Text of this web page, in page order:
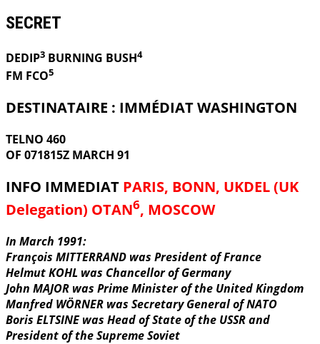
SECRET
DEDIP3 BURNING BUSH4
FM FCO5
DESTINATAIRE : IMMÉDIAT WASHINGTON
TELNO 460
OF 071815Z MARCH 91
INFO IMMEDIAT PARIS, BONN, UKDEL (UK
Delegation) OTAN6, MOSCOW
In March 1991:
François MITTERRAND was President of France
Helmut KOHL was Chancellor of Germany
John MAJOR was Prime Minister of the United Kingdom
Manfred WÖRNER was Secretary General of NATO
Boris ELTSINE was Head of State of the USSR and
President of the Supreme Soviet